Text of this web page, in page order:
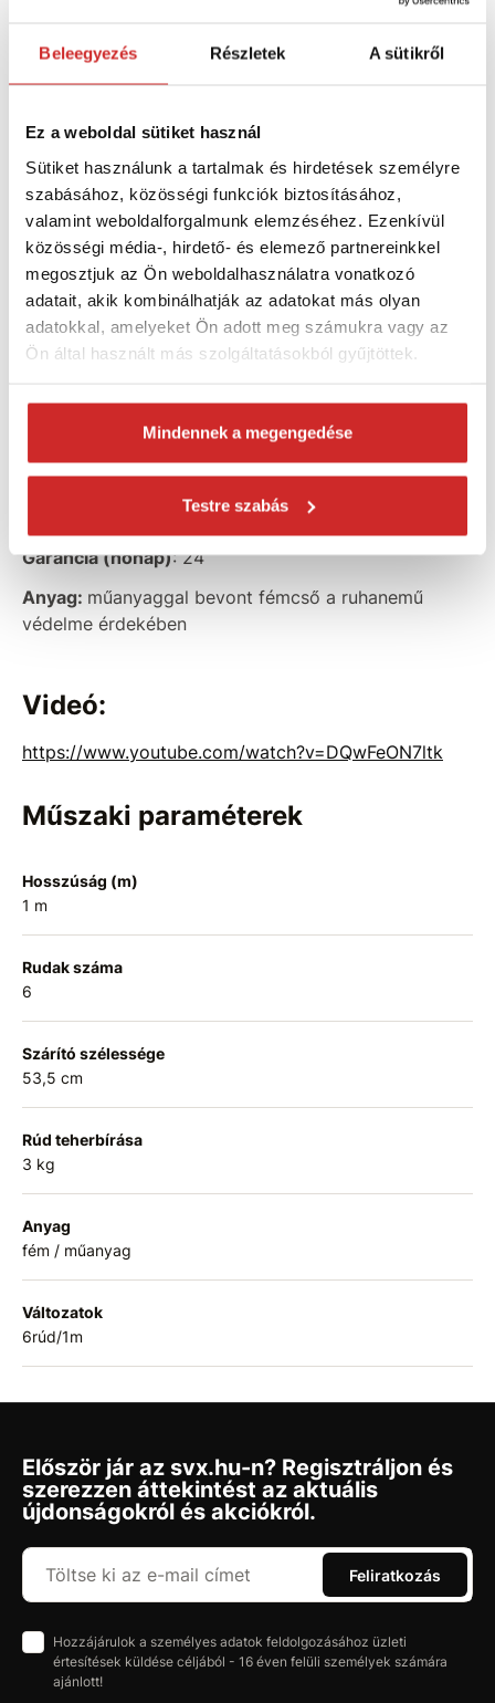
Beleegyezés Részletek A sütikről
Ez a weboldal sütiket használ
Sütiket használunk a tartalmak és hirdetések személyre
szabásához, közösségi funkciók biztosításához,
valamint weboldalforgalmunk elemzéséhez. Ezenkívül
közösségi média-, hirdető- és elemező partnereinkkel
megosztjuk az Ön weboldalhasználatra vonatkozó
adatait, akik kombinálhatják az adatokat más olyan
adatokkal, amelyeket Ön adott meg számukra vagy az
Ön által használt más szolgáltatásokból gyűjtöttek.
Mindennek a megengedése
Testre szabás
akassza fel a ruhaneműt, és húzza a mennyezet alá
Beállíthatja a mennyezeti szárító rudak felső és alsó
legjobban megfeleljen Önnek. A mennyezeti szárító
rudak kerek felépítése kíméletes szárítást biztosít
anélkül, hogy károsítaná a ruhaneműt.
Paraméterek:
Rúd hossza:1 méter
Rúdok száma:6 egyenként leengedhető rúd
Szárító szélessége:53,5 cm
Egy rúd teherbírása:3 kg
Garancia (hónap): 24
Anyag: műanyaggal bevont fémcső a ruhanemű
védelme érdekében
Videó:
https://www.youtube.com/watch?v=DQwFeON7ltk
Műszaki paraméterek
Hosszúság (m)
1 m
Rudak száma
6
Szárító szélessége
53,5 cm
Rúd teherbírása
3 kg
Anyag
fém / műanyag
Változatok
6rúd/1m
Először jár az svx.hu-n? Regisztráljon és
szerezzen áttekintést az aktuális
újdonságokról és akciókról.
Feliratkozás
Hozzájárulok a személyes adatok feldolgozásához üzleti
értesítések küldése céljából - 16 éven felüli személyek számára
ajánlott!